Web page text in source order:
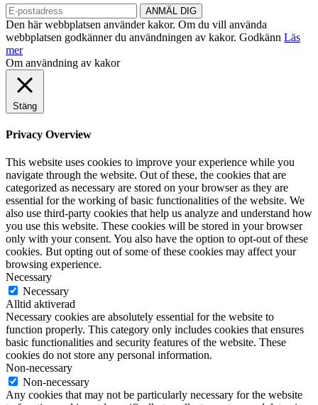
Den här webbplatsen använder kakor. Om du vill använda
webbplatsen godkänner du användningen av kakor. Godkänn Läs
mer
Om användning av kakor
Stäng
Privacy Overview
This website uses cookies to improve your experience while you
navigate through the website. Out of these, the cookies that are
categorized as necessary are stored on your browser as they are
essential for the working of basic functionalities of the website. We
also use third-party cookies that help us analyze and understand how
you use this website. These cookies will be stored in your browser
only with your consent. You also have the option to opt-out of these
cookies. But opting out of some of these cookies may affect your
browsing experience.
Necessary
Necessary
Alltid aktiverad
Necessary cookies are absolutely essential for the website to
function properly. This category only includes cookies that ensures
basic functionalities and security features of the website. These
cookies do not store any personal information.
Non-necessary
Non-necessary
Any cookies that may not be particularly necessary for the website